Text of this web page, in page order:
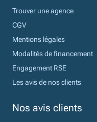
Trouver une agence
CGV
Mentions légales
Modalités de financement
Engagement RSE
Les avis de nos clients
Nos avis clients